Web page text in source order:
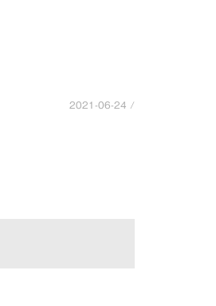
2021-06-24 /